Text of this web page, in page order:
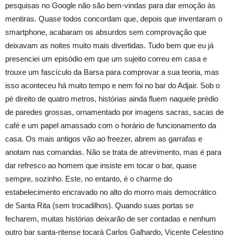
pesquisas no Google não são bem-vindas para dar emoção às
mentiras. Quase todos concordam que, depois que inventaram o
smartphone, acabaram os absurdos sem comprovação que
deixavam as noites muito mais divertidas. Tudo bem que eu já
presenciei um episódio em que um sujeito correu em casa e
trouxe um fascículo da Barsa para comprovar a sua teoria, mas
isso aconteceu há muito tempo e nem foi no bar do Adjair. Sob o
pé direito de quatro metros, histórias ainda fluem naquele prédio
de paredes grossas, ornamentado por imagens sacras, sacas de
café e um papel amassado com o horário de funcionamento da
casa. Os mais antigos vão ao freezer, abrem as garrafas e
anotam nas comandas. Não se trata de atrevimento, mas é para
dar refresco ao homem que insiste em tocar o bar, quase
sempre, sozinho. Este, no entanto, é o charme do
estabelecimento encravado no alto do morro mais democrático
de Santa Rita (sem trocadilhos). Quando suas portas se
fecharem, muitas histórias deixarão de ser contadas e nenhum
outro bar santa-ritense tocará Carlos Galhardo, Vicente Celestino